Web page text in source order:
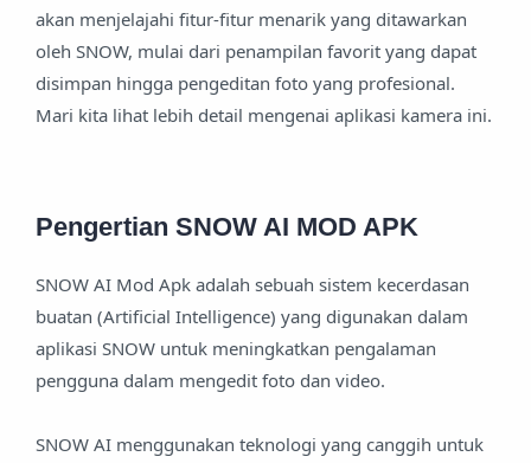
akan menjelajahi fitur-fitur menarik yang ditawarkan
oleh SNOW, mulai dari penampilan favorit yang dapat
disimpan hingga pengeditan foto yang profesional.
Mari kita lihat lebih detail mengenai aplikasi kamera ini.
Pengertian SNOW AI MOD APK
SNOW AI Mod Apk adalah sebuah sistem kecerdasan
buatan (Artificial Intelligence) yang digunakan dalam
aplikasi SNOW untuk meningkatkan pengalaman
pengguna dalam mengedit foto dan video.
SNOW AI menggunakan teknologi yang canggih untuk